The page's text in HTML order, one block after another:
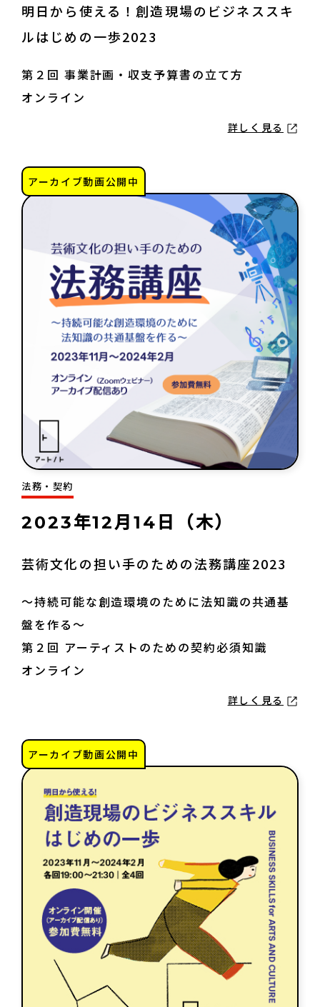
明日から使える！創造現場のビジネススキ
ルはじめの一歩2023
第２回 事業計画・収支予算書の立て方
オンライン
詳しく見る
アーカイブ動画公開中
法務・契約
2023年12月14日（木）
芸術文化の担い手のための法務講座2023
～持続可能な創造環境のために法知識の共通基
盤を作る～
第２回 アーティストのための契約必須知識
オンライン
詳しく見る
アーカイブ動画公開中